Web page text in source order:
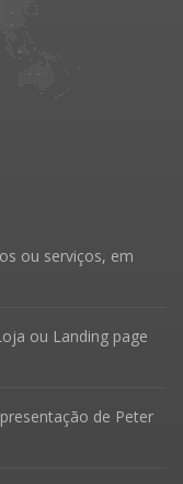
ou serviços, em
ou Landing page
de Peter